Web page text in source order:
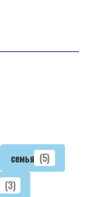
семья (5)
(3)